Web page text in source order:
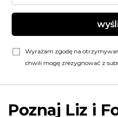
Wyrażam zgodę na
chwili mogę zrezygnować z
Poznaj Liz i